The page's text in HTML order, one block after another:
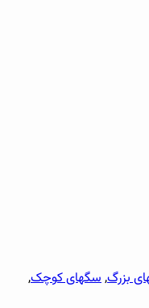
بزرگ,سگهای کوچک,